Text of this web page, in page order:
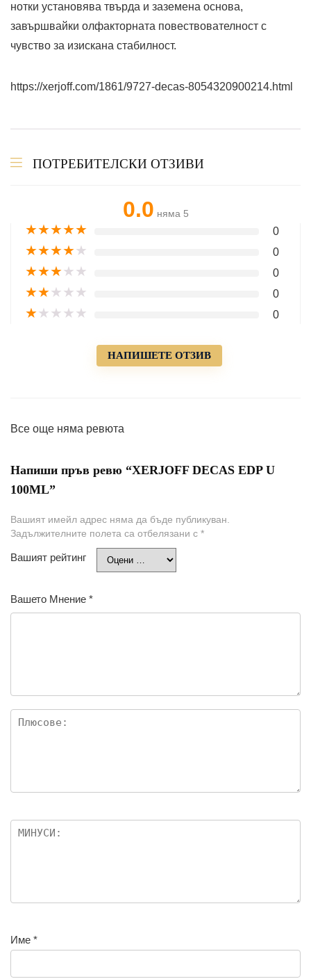
нотки установява твърда и заземена основа,
завършвайки олфакторната повествователност с
чувство за изискана стабилност.
https://xerjoff.com/1861/9727-decas-8054320900214.html
ПОТРЕБИТЕЛСКИ ОТЗИВИ
0.0 няма 5
★★★★★ 0
★★★★★ 0
★★★★★ 0
★★★★★ 0
★★★★★ 0
НАПИШЕТЕ ОТЗИВ
Все още няма ревюта
Напиши пръв ревю “XERJOFF DECAS EDP U
100ML”
Вашият имейл адрес няма да бъде публикуван.
Задължителните полета са отбелязани с *
Вашият рейтинг
Вашето Мнение *
Име *